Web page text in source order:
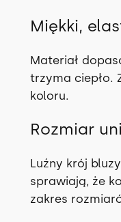
Miękki,
Materiał
trzyma ciepło.
koloru.
Rozmiar
Luźny krój
sprawiają, że
zakres